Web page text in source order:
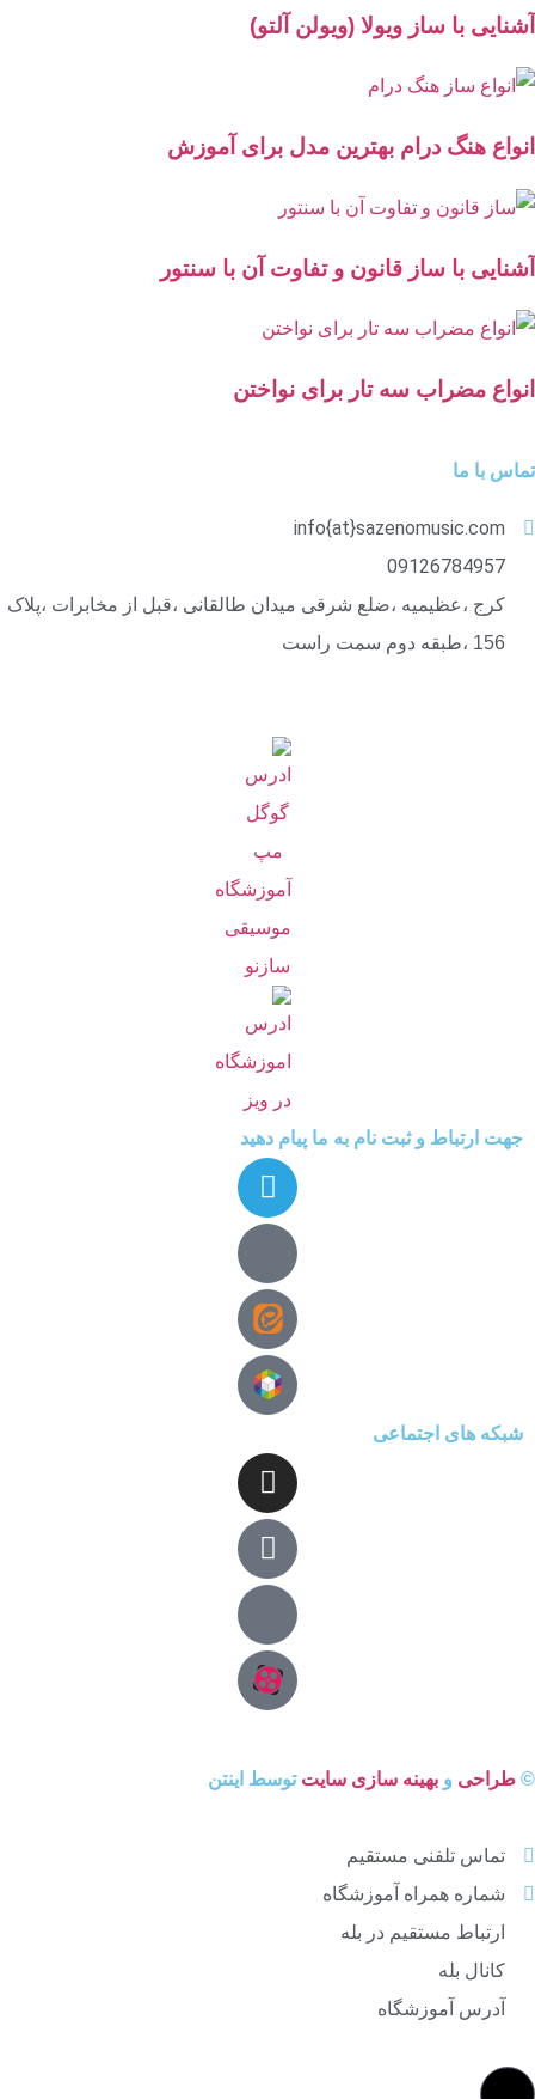
آشنایی با ساز ویولا (ویولن آلتو)
انواع هنگ درام بهترین مدل برای آموزش
آشنایی با ساز قانون و تفاوت آن با سنتور
انواع مضراب سه تار برای نواختن
تماس با ما
info{at}sazenomusic.com
09126784957
کرج ،عظیمیه ،ضلع شرقی میدان طالقانی ،قبل از مخابرات ،پلاک
156 ،طبقه دوم سمت راست
جهت ارتباط و ثبت نام به ما پیام دهید
شبکه های اجتماعی
© طراحی و بهینه سازی سایت توسط اینتن
تماس تلفنی مستقیم
شماره همراه آموزشگاه
ارتباط مستقیم در بله
کانال بله
آدرس آموزشگاه